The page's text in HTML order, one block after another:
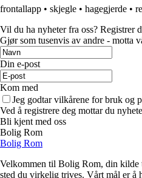
frontallapp • skjegle • hagegjerde •
Vil du ha nyheter fra oss? Registrer
Gjør som tusenvis av andre - motta
Din e-post
Kom med
Jeg godtar vilkårene for bruk og
Ved å registrere deg mottar du
Bli kjent med oss
Bolig Rom
Bolig Rom
Velkommen til Bolig Rom, din kilde
sted du virkelig trives. Vårt mål er å